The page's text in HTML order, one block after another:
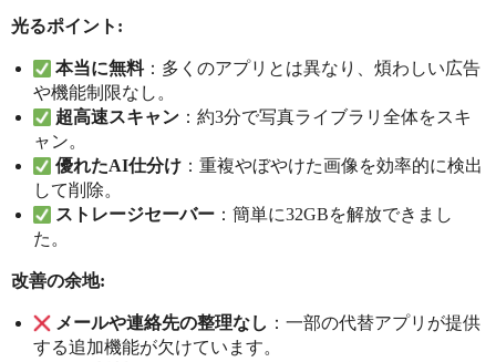
光るポイント:
本当に無料：多くのアプリとは異なり、煩わしい広告
や機能制限なし。
超高速スキャン ：約3分で写真ライブラリ全体をスキ
ャン。
優れたAI仕分け ：重複やぼやけた画像を効率的に検出
して削除。
ストレージセーバー ：簡単に32GBを解放できまし
た。
改善の余地:
メールや連絡先の整理なし ：一部の代替アプリが提供
する追加機能が欠けています。